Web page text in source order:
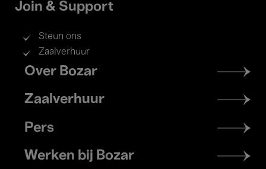
Join & Support
Steun ons
Zaalverhuur
Footer
menu
Over Bozar
Zaalverhuur
Pers
Werken bij Bozar